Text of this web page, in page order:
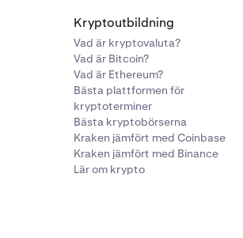
hur skarp eller uttalad filtrets
brytpunkten.
filtrerade signalen med
högre mix innebär att mer filtrering
det akustiska utrymmet i ett rum eller
Kryptoutbildning
Vad är kryptovaluta?
Vad är Bitcoin?
Vad är Ethereum?
Bästa plattformen för
kryptoterminer
Bästa kryptobörserna
Kraken jämfört med Coinbase
Kraken jämfört med Binance
Lär om krypto